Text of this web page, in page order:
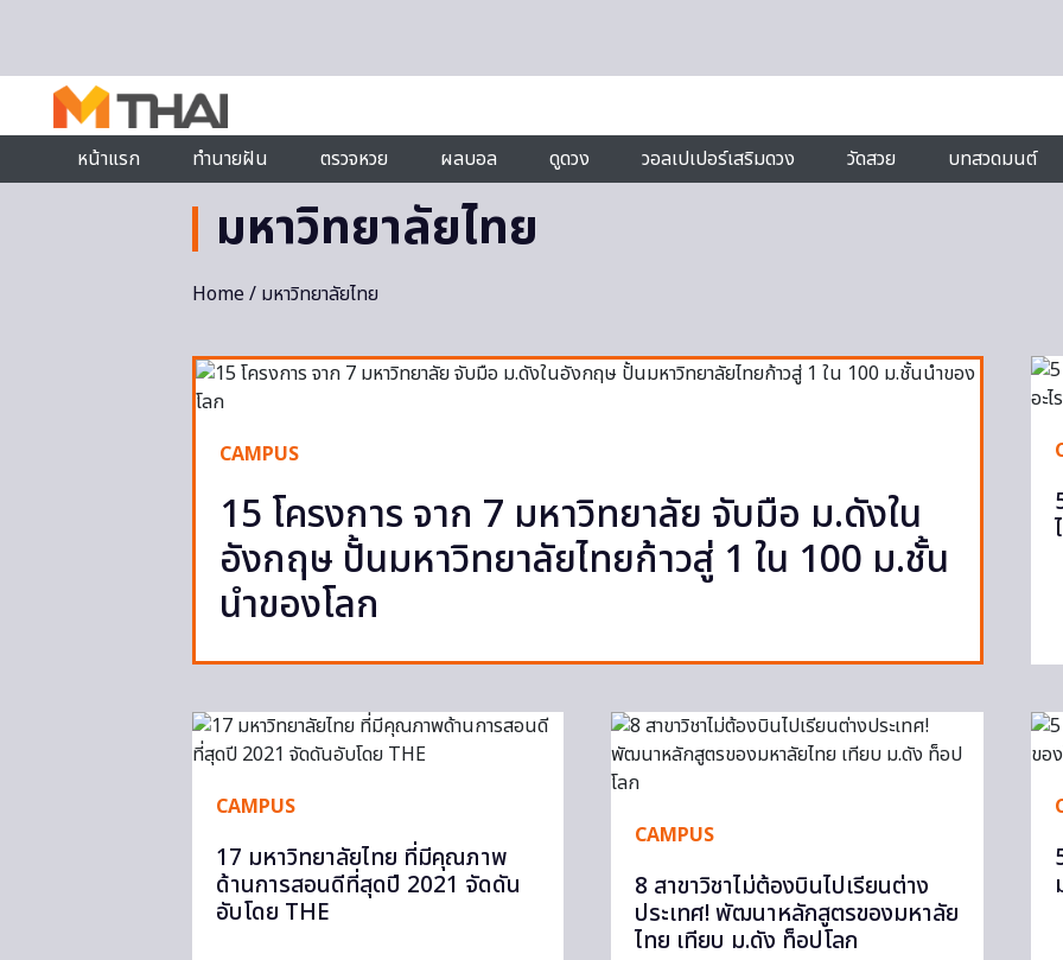
หน้าแรก
ทำนายฝัน ตรวจหวย ผลบอล ดูดวง วอลเปเปอร์เสริมดวง วัดสวย บทสวดมนต์
มหาวิทยาลัยไทย
Home/ มหาวิทยาลัยไทย
CAMPUS
15 โครงการ จาก 7 มหาวิทยาลัย จับมือ ม.ดังใน
อังกฤษ ปั้นมหาวิทยาลัยไทยก้าวสู่ 1 ใน 100 ม.ชั้น
นำของโลก
CAMPUS
17 มหาวิทยาลัยไทย ที่มีคุณภาพ
ด้านการสอนดีที่สุดปี 2021 จัดดัน
อับโดย THE
CAMPUS
8 สาขาวิชาไม่ต้องบินไปเรียนต่าง
ประเทศ! พัฒนาหลักสูตรของมหาลัย
ไทย เทียบ ม.ดัง ท็อปโลก